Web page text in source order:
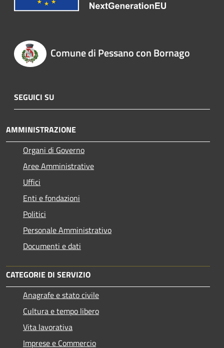
Comune di Pessano con Bornago
SEGUICI SU
AMMINISTRAZIONE
Organi di Governo
Aree Amministrative
Uffici
Enti e fondazioni
Politici
Personale Amministrativo
Documenti e dati
CATEGORIE DI SERVIZIO
Anagrafe e stato civile
Cultura e tempo libero
Vita lavorativa
Imprese e Commercio